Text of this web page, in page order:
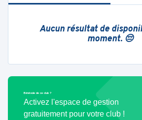
Aucun résultat de
moment. 😔
Bénévole de ce club ?
Activez l'espace de gestion
gratuitement pour votre club !